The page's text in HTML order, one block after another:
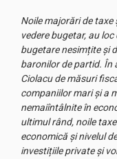
Noile majorări de
vedere bugetar, au
bugetare nesimțite și
baronilor de partid. În
Ciolacu de măsuri
companiilor mari și a
nemaiîntâlnite în
ultimul rând, noile
economică și nivelul
investițiile private și